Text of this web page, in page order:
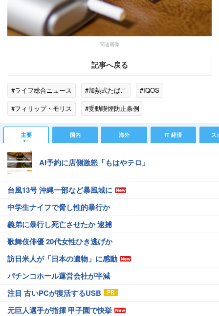
関連画像
記事へ戻る
#ライフ総合ニュース #加熱式たばこ
#IQOS
#フィリップ・モリス
#受動喫煙防止条例
主要 国内 海外 IT 経済 ス
AI予約に店側激怒「もはやテロ」
台風13号 沖縄一部など暴風域に
中学生ナイフで脅し性的暴行か
義弟に暴行し死亡させたか 逮捕
歌舞伎俳優 20代女性ひき逃げか
訪日米人が「日本の遺物」に感動
パチンコホール運営会社が半減
注目 古いPCが復活するUSB
元巨人選手が指揮 甲子園で快挙